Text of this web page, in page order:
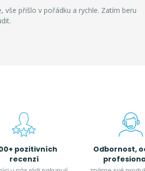
vše přišlo v pořádku a rychle. Zatím beru
pozitivních
recenzí
Odbornost,